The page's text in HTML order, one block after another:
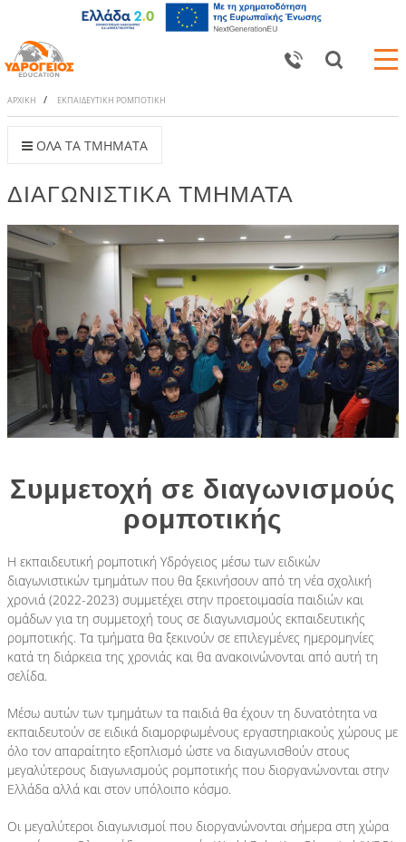
Υδρόγειος Καμάρα
Υδρόγειος Education Εκπαιδευτική Ρομποτική
+30 2310 328797
ΑΡΧΙΚΗ ΕΚΠΑΙΔΕΥΤΙΚΗ ΡΟΜΠΟΤΙΚΗ
ΟΛΑ ΤΑ ΤΜΗΜΑΤΑ
ΔΙΑΓΩΝΙΣΤΙΚΑ ΤΜΗΜΑΤΑ
Συμμετοχή σε διαγωνισμούς
ρομποτικής
Η εκπαιδευτική ρομποτική Υδρόγειος μέσω των ειδικών
διαγωνιστικών τμημάτων που θα ξεκινήσουν από τη νέα σχολική
χρονιά (2022-2023) συμμετέχει στην προετοιμασία παιδιών και
ομάδων για τη συμμετοχή τους σε διαγωνισμούς εκπαιδευτικής
ρομποτικής. Τα τμήματα θα ξεκινούν σε επιλεγμένες ημερομηνίες
κατά τη διάρκεια της χρονιάς και θα ανακοινώνονται από αυτή τη
σελίδα.
Μέσω αυτών των τμημάτων τα παιδιά θα έχουν τη δυνατότητα να
εκπαιδευτούν σε ειδικά διαμορφωμένους εργαστηριακούς χώρους με
όλο τον απαραίτητο εξοπλισμό ώστε να διαγωνισθούν στους
μεγαλύτερους διαγωνισμούς ρομποτικής που διοργανώνονται στην
Ελλάδα αλλά και στον υπόλοιπο κόσμο.
Οι μεγαλύτεροι διαγωνισμοί που διοργανώνονται σήμερα στη χώρα